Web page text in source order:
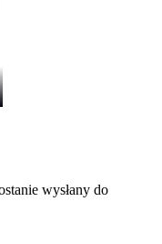
wysłany do